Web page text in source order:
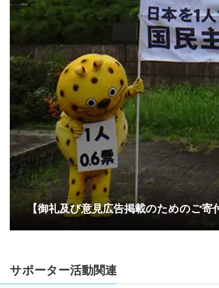
2022-10-28
判決情報を更新しました。
2022-10-18
１人１票裁判（2022年参院）が始まりまし
国民審査裁判情報を更新しました。
2022-05-18
【サポーター有志による新聞 「One for
2022-05-03
【2022/05/03 東京新聞で意見広告が掲載さ
2022-03-07
国民審査裁判情報を更新しました。
2022-02-02
１人１票裁判（2021年衆院）はじまりまし
2021-11-24
【2021/10/20～26 朝日、東京、日経新聞
2021-10-01
【１人１票実現CM（第６弾）「2021年国
時に行われる最高裁裁判官国民審査のための
2021-09-15
最高裁裁判官国民審査用切り抜き情報を更
2021-05-03
【2021/05/03 東京新聞で意見広告が掲載さ
2021-03-01
国民審査裁判情報を更新しました。
2021-01-18
【サポーター有志による新聞 「One for
2021-01-12
年始のご挨拶を申し上げます >>> こちら
2020-11-18
1人1票裁判（2019）参院選、裁判情報を
2020-10-18
1人1票裁判（2019）参院選、裁判情報を
ら
サポーター活動関連